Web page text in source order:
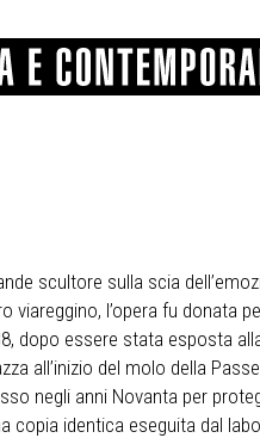
LEVY
LUPORINI
MASCHIETTO
PARISI
PREMIO VIAREGGIO
VARRAUD SANTINI
scultore sulla scia
viareggino, l’opera fu donata
dopo essere stata esposta
all’inizio del molo della
negli anni Novanta per
copia identica eseguita dal